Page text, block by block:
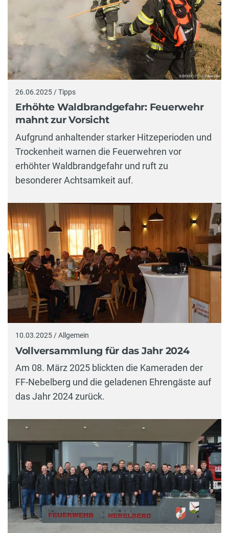
26.06.2025 / Tipps
Erhöhte Waldbrandgefahr: Feuerwehr
mahnt zur Vorsicht
Aufgrund anhaltender starker Hitzeperioden und
Trockenheit warnen die Feuerwehren vor
erhöhter Waldbrandgefahr und ruft zu
besonderer Achtsamkeit auf.
10.03.2025 / Allgemein
Vollversammlung für das Jahr 2024
Am 08. März 2025 blickten die Kameraden der
FF-Nebelberg und die geladenen Ehrengäste auf
das Jahr 2024 zurück.